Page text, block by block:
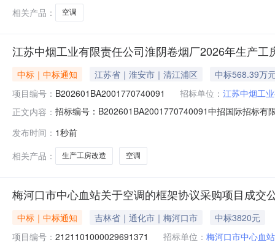
相关产品：
空调
江苏中烟工业有限责任公司淮阴卷烟厂2026年生产
中标｜中标通知 江苏省｜淮安市｜清江浦区
中标568.39万
项目编号： B202601BA2001770740091 招标单位： 江苏中烟工
正文内容： 招标编号：B202601BA2001770740091中招国际招标有
率：13%二、联系方式招标人：江苏中烟工业有限责任
发布时间： 1秒前
相关产品：
生产工房改造 空调
梅河口市中心血站关于空调的框架协议采购项目成交
中标｜中标通知 吉林省｜通化市｜梅河口市
中标3820元
项目编号： 2121101000029691371 招标单位： 梅河口市中心血站